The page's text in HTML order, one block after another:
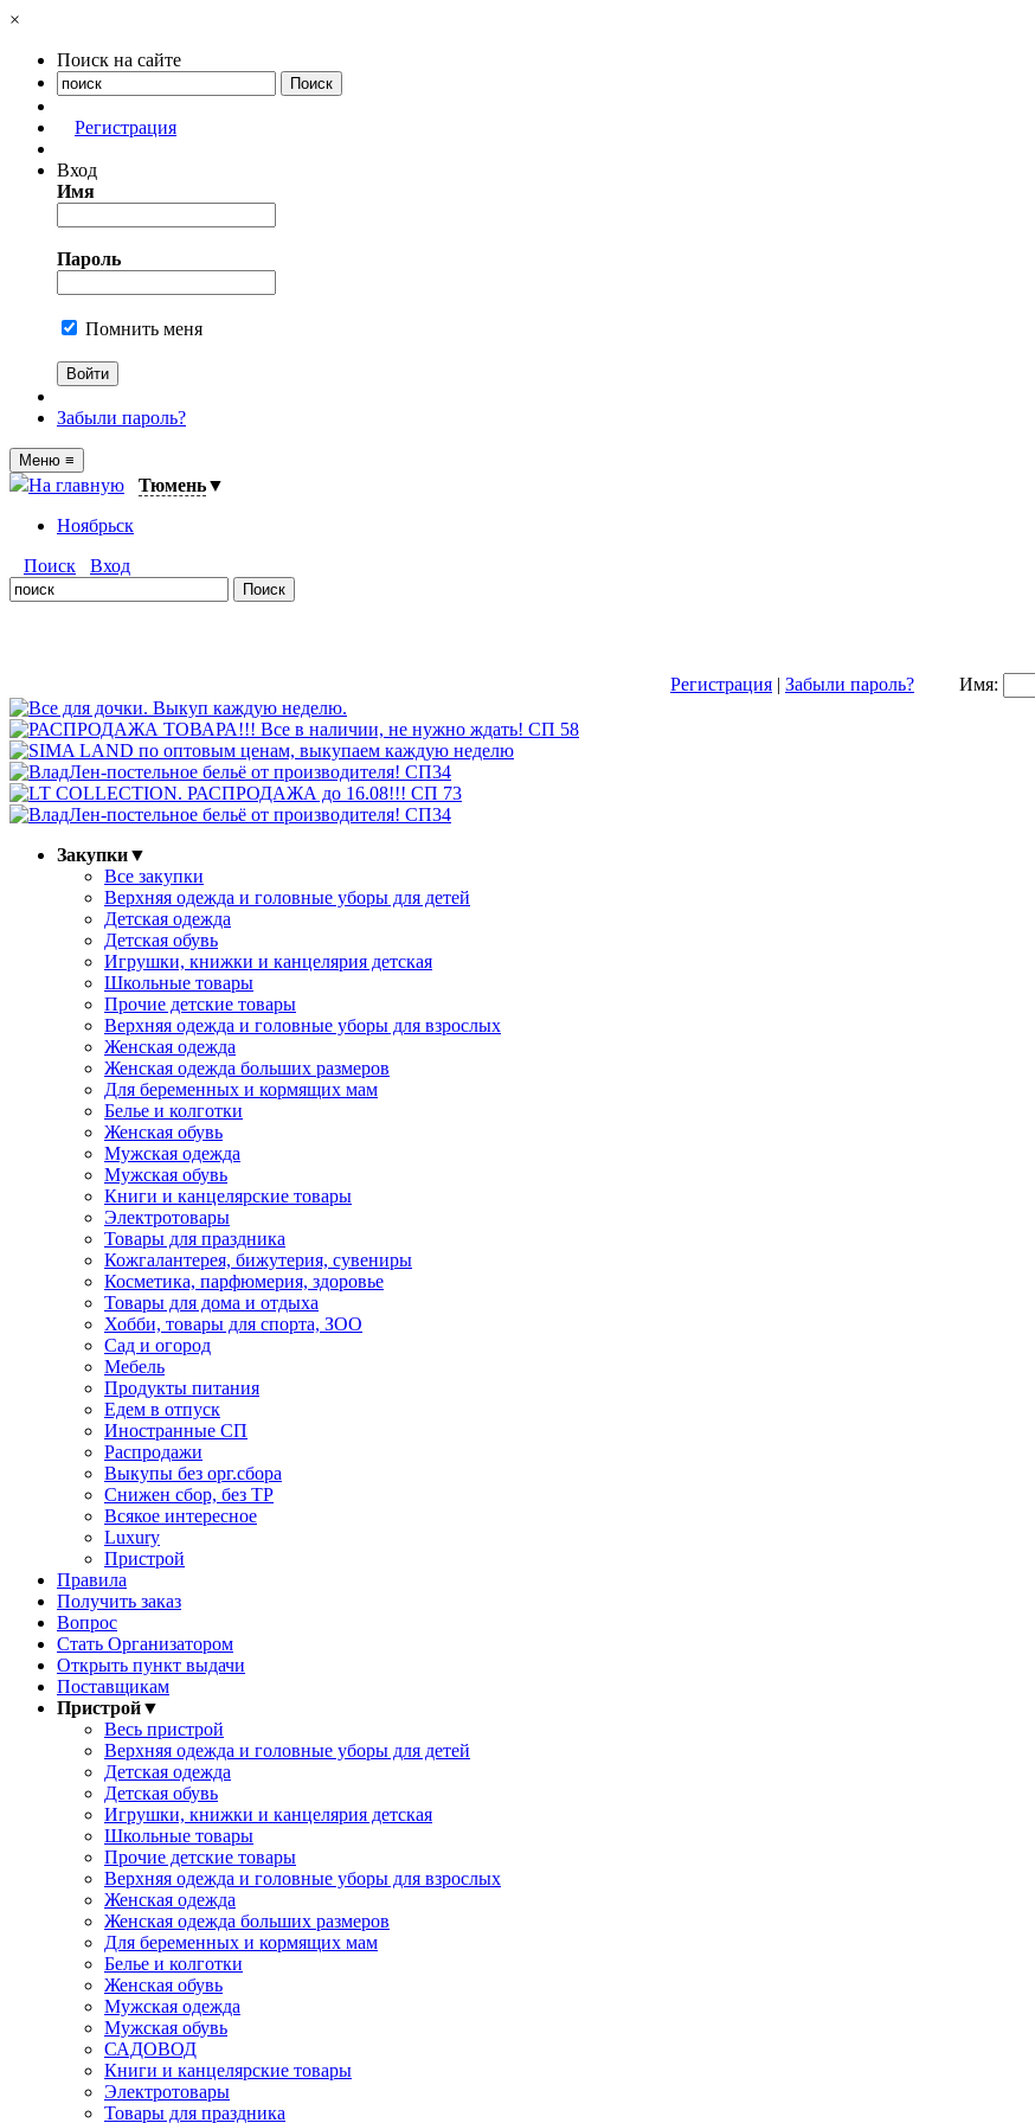
×
Поиск на сайте
Регистрация
Вход
Имя
Пароль
Помнить меня
Забыли пароль?
Меню ≡
На главную Тюмень▼
Ноябрьск
Поиск
Вход
Регистрация | Забыли пароль? Имя:
Закупки▼
Все закупки
Верхняя одежда и головные уборы для детей
Детская одежда
Детская обувь
Игрушки, книжки и канцелярия детская
Школьные товары
Прочие детские товары
Верхняя одежда и головные уборы для взрослых
Женская одежда
Женская одежда больших размеров
Для беременных и кормящих мам
Белье и колготки
Женская обувь
Мужская одежда
Мужская обувь
Книги и канцелярские товары
Электротовары
Товары для праздника
Кожгалантерея, бижутерия, сувениры
Косметика, парфюмерия, здоровье
Товары для дома и отдыха
Хобби, товары для спорта, ЗОО
Сад и огород
Мебель
Продукты питания
Едем в отпуск
Иностранные СП
Распродажи
Выкупы без орг.сбора
Снижен сбор, без ТР
Всякое интересное
Luxury
Пристрой
Правила
Получить заказ
Вопрос
Стать Организатором
Открыть пункт выдачи
Поставщикам
Пристрой▼
Весь пристрой
Верхняя одежда и головные уборы для детей
Детская одежда
Детская обувь
Игрушки, книжки и канцелярия детская
Школьные товары
Прочие детские товары
Верхняя одежда и головные уборы для взрослых
Женская одежда
Женская одежда больших размеров
Для беременных и кормящих мам
Белье и колготки
Женская обувь
Мужская одежда
Мужская обувь
САДОВОД
Книги и канцелярские товары
Электротовары
Товары для праздника